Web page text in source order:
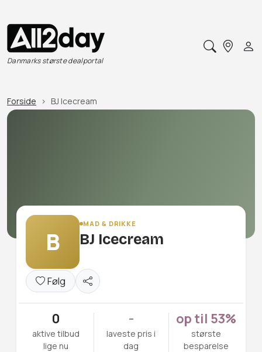
Danmarks største dealportal
Forside BJ Icecream
B
MAD & DRIKKE
BJ Icecream
Følg
0
aktive tilbud
lige nu
-
laveste pris i
dag
op til 53%
største
besparelse